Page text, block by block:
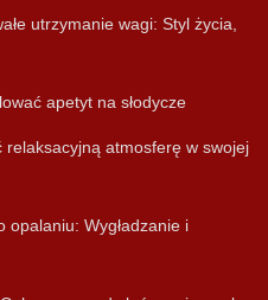
utrzymanie wagi: Styl życia,
apetyt na słodycze
relaksacyjną atmosferę w swojej
Wygładzanie i